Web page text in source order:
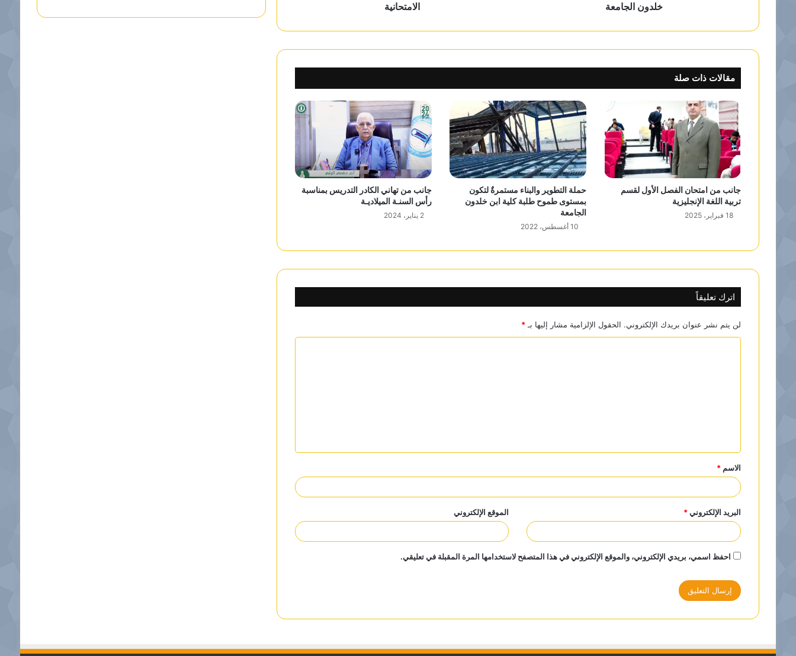
خلدون الجامعة
الامتحانية
مقالات ذات صلة
جانب من امتحان الفصل الأول لقسم
تربية اللغة الإنجليزية
18 فبراير، 2025
حملة التطوير والبناء مستمرةٌ لتكون
بمستوى طموح طلبة كلية ابن خلدون
الجامعة
10 أغسطس، 2022
جانب من تهاني الكادر التدريس بمناسبة
رأس السنـة الميلاديـة
2 يناير، 2024
اترك تعليقاً
لن يتم نشر عنوان بريدك الإلكتروني. الحقول الإلزامية مشار إليها بـ *
ق
*
الاسم *
البريد الإلكتروني* الموقع الإلكتروني
احفظ اسمي، بريدي الإلكتروني، والموقع الإلكتروني في هذا المتصفح لاستخدامها المرة المقبلة في تعليقي.